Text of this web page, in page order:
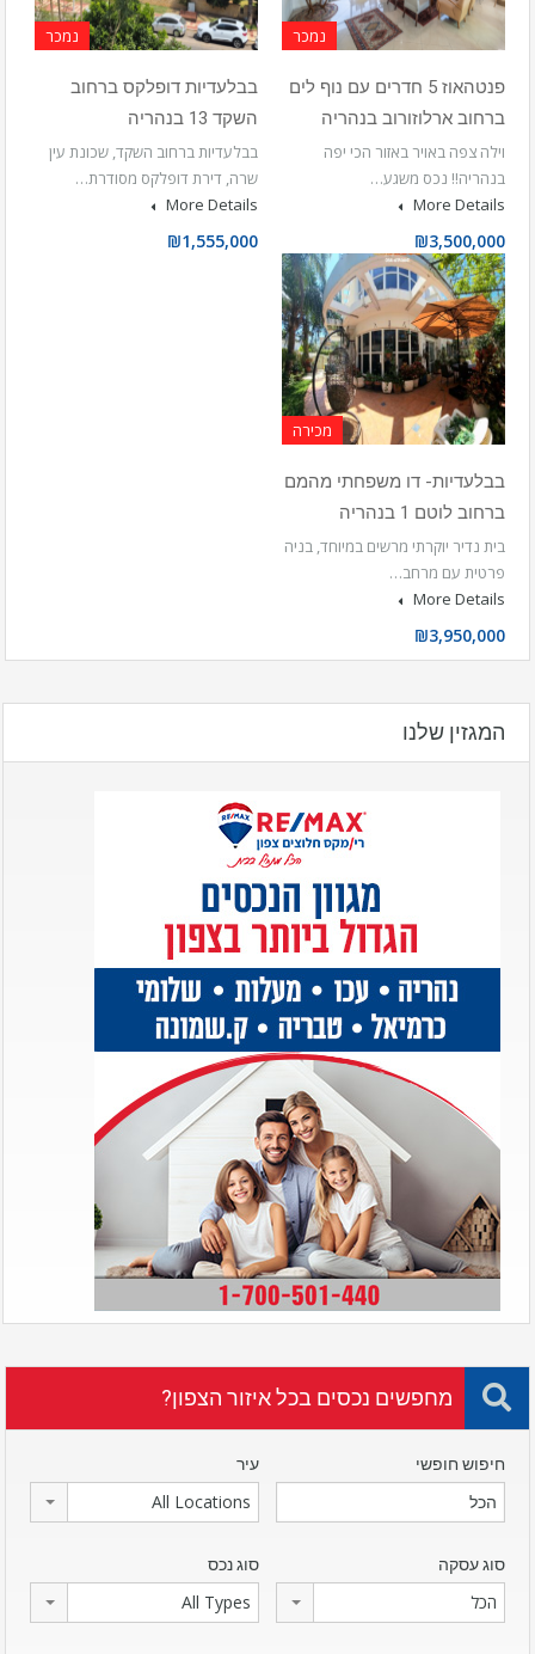
נמכר
פנטהאוז 5 חדרים עם נוף לים
ברחוב ארלוזורוב בנהריה
וילה צפה באויר באזור הכי יפה
בנהריה!! נכס משגע…
More Details
₪3,500,000
נמכר
בבלעדיות דופלקס ברחוב
השקד 13 בנהריה
בבלעדיות ברחוב השקד, שכונת עין
שרה, דירת דופלקס מסודרת…
More Details
₪1,555,000
מכירה
בבלעדיות- דו משפחתי מהמם
ברחוב לוטם 1 בנהריה
בית נדיר יוקרתי מרשים במיוחד, בניה
פרטית עם מרחב…
More Details
₪3,950,000
המגזין שלנו
מחפשים נכסים בכל איזור הצפון?
חיפוש חופשי עיר
All Locations
סוג עסקה
הכל
סוג נכס
All Types